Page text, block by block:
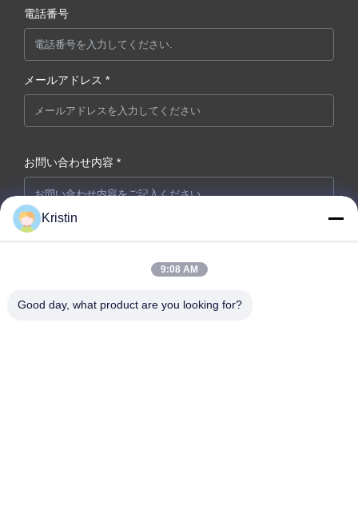
電話番号
メールアドレス *
お問い合わせ内容 *
今提出
Kristin
9:08 AM
Good day, what product are you looking for?